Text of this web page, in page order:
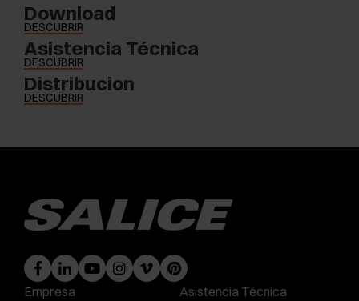
Download
DESCUBRIR
Asistencia Técnica
DESCUBRIR
Distribucion
DESCUBRIR
Empresa
Asistencia Técnica